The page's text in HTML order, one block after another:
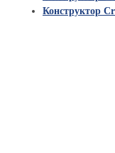
Конструктор